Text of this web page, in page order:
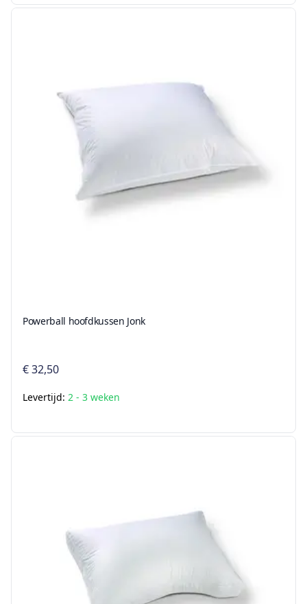
Powerball hoofdkussen Jonk
€ 32,50
Levertijd: 2 - 3 weken